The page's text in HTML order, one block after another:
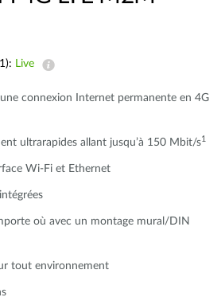
Live
connexion Internet permanente en 4G
ultrarapides allant jusqu’à 150 Mbit/s1
Wi-Fi et Ethernet
où avec un montage mural/DIN
tout environnement